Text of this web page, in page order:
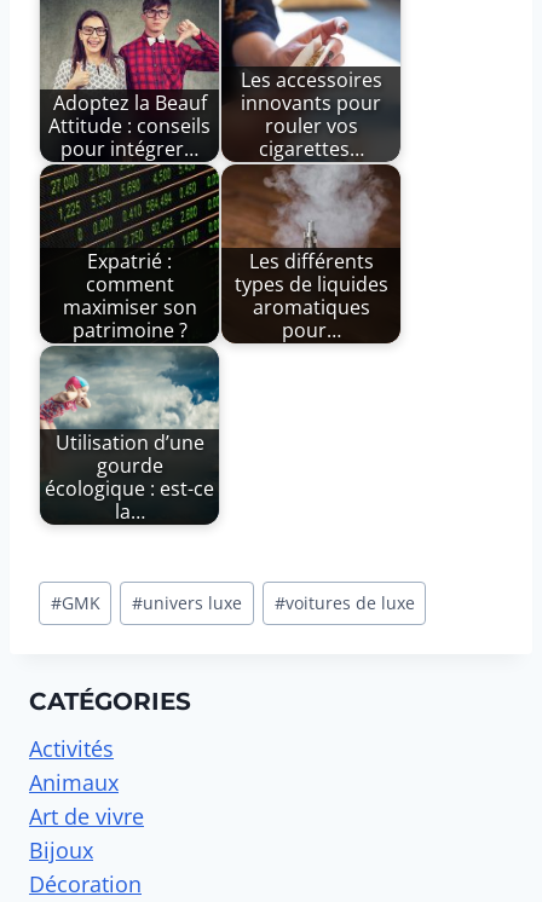
Adoptez la Beauf
Attitude : conseils
pour intégrer…
Les accessoires
innovants pour
rouler vos
cigarettes…
Expatrié :
comment
maximiser son
patrimoine ?
Les différents
types de liquides
aromatiques
pour…
Utilisation d’une
gourde
écologique : est-ce
la…
Étiquettes
de
publication :
#GMK #univers luxe #voitures de luxe
CATÉGORIES
Activités
Animaux
Art de vivre
Bijoux
Décoration